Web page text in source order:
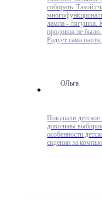
собирать. Такой
лампа - лягушка.
продовца не
Радует сама
ОЛьга
Покупали
довольны
особенности
сидении за